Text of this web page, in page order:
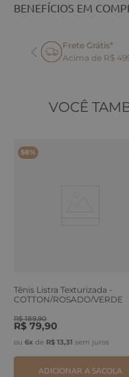
BENEFÍCIOS EM
Frete Grátis*
Acima de R$
VOCÊ
58%
Tênis Listra Texturizada -
COTTON/ROSADO/VERDE
R$ 189,90
R$ 79,90
ou 6x de R$ 13,31 sem juros
ADICIONAR A SACOLA